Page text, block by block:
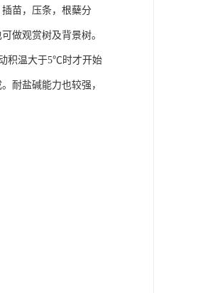
苗，压条，根蘖分
做观赏树及背景树。
积温大于5℃时才开始
耐盐碱能力也较强，